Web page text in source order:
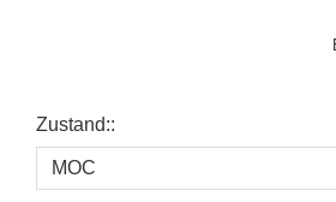
Zustand::